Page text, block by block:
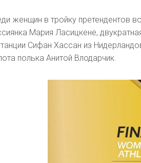
женщин в тройку претендентов
Мария Ласицкене,
Сифан Хассан из
полька Анитой Влодарчик.